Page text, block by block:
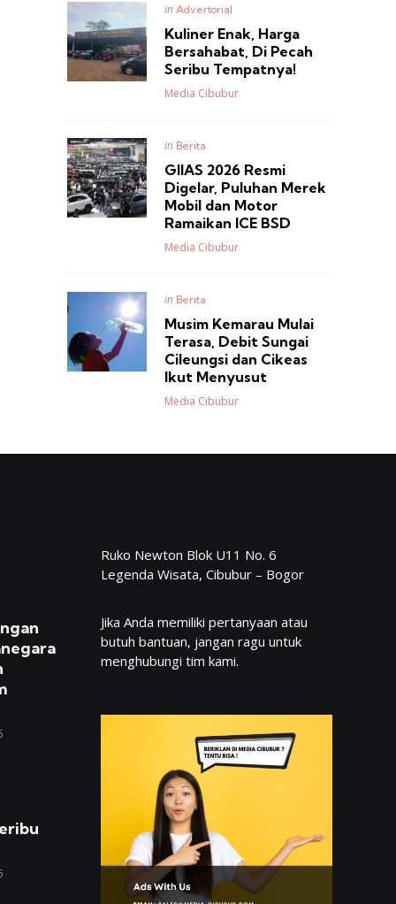
Posted
in Advertorial
Kuliner Enak, Harga
Bersahabat, Di Pecah
Seribu Tempatnya!
Posted
Media Cibubur
Posted
in Berita
GIIAS 2026 Resmi
Digelar, Puluhan Merek
Mobil dan Motor
Ramaikan ICE BSD
Posted
Media Cibubur
Posted
in Berita
Musim Kemarau Mulai
Terasa, Debit Sungai
Cileungsi dan Cikeas
Ikut Menyusut
Posted
Media Cibubur
Ruko Newton Blok U11 No. 6
Legenda Wisata, Cibubur – Bogor
Jika Anda memiliki pertanyaan atau
butuh bantuan, jangan ragu untuk
menghubungi tim kami.